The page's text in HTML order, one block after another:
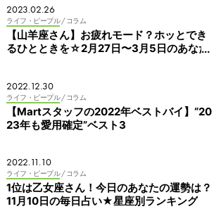
2023.02.26
ライフ・ピープル / コラム
【山羊座さん】お疲れモード？ホッとでき
るひとときを☆2月27日〜3月5日のあなた
2022.12.30
ライフ・ピープル / コラム
【Martスタッフの2022年ベストバイ】“20
23年も愛用確定”ベスト3
2022.11.10
ライフ・ピープル / コラム
1位は乙女座さん！今日のあなたの運勢は？
11月10日の毎日占い★星座別ランキング